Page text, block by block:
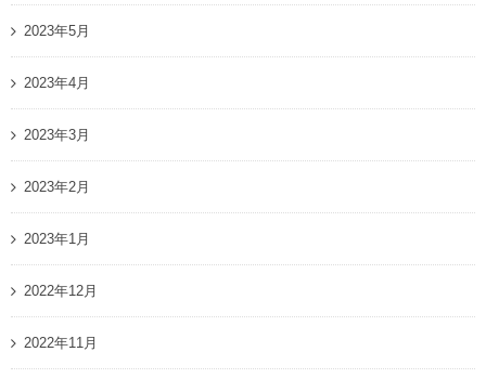
2023年5月
2023年4月
2023年3月
2023年2月
2023年1月
2022年12月
2022年11月